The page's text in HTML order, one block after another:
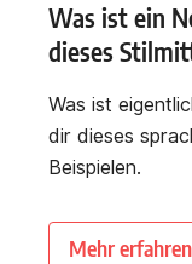
Was ist ein
dieses
Was ist
dir dieses
Beispielen.
Mehr erfahren